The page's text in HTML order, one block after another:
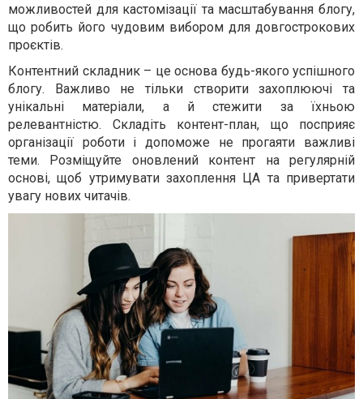
можливостей для кастомізації та масштабування блогу,
що робить його чудовим вибором для довгострокових
проєктів.
Контентний складник – це основа будь-якого успішного
блогу. Важливо не тільки створити захоплюючі та
унікальні матеріали, а й стежити за їхньою
релевантністю. Складіть контент-план, що посприяє
організації роботи і допоможе не прогаяти важливі
теми. Розміщуйте оновлений контент на регулярній
основі, щоб утримувати захоплення ЦА та привертати
увагу нових читачів.